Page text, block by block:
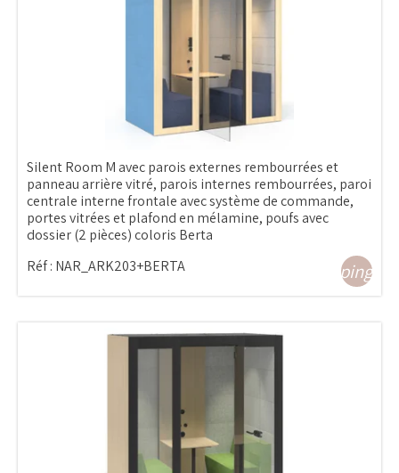
Silent Room M avec parois externes rembourrées et
panneau arrière vitré, parois internes rembourrées, paroi
centrale interne frontale avec système de commande,
portes vitrées et plafond en mélamine, poufs avec
dossier (2 pièces) coloris Berta
Réf : NAR_ARK203+BERTA